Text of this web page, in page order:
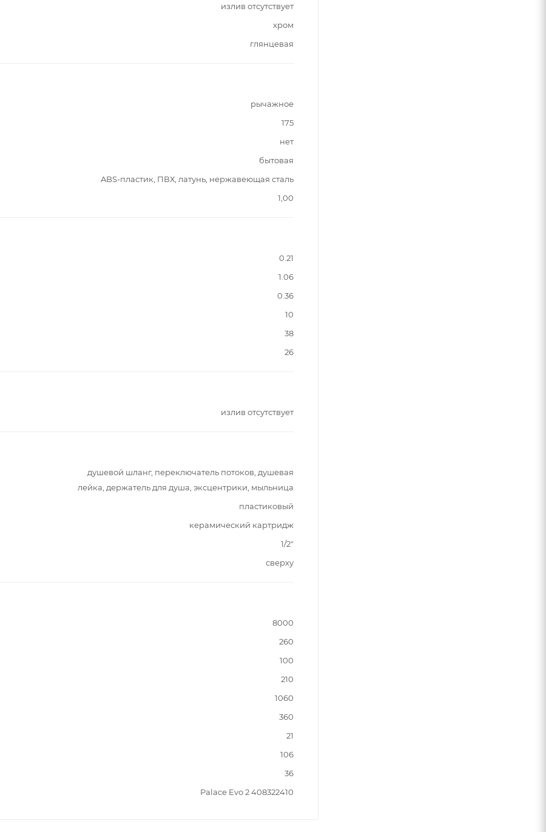
излив отсутствует
хром
глянцевая
рычажное
175
нет
бытовая
ABS-пластик, ПВХ, латунь, нержавеющая сталь
1,00
0.21
1.06
0.36
10
38
26
излив отсутствует
душевой шланг, переключатель потоков, душевая
лейка, держатель для душа, эксцентрики, мыльница
пластиковый
керамический картридж
1/2"
сверху
8000
260
100
210
1060
360
21
106
36
Palace Evo 2 408322410